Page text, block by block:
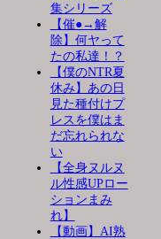
集シリーズ
【催●→解
除】何ヤって
たの私達！？
【僕のNTR夏
休み】あの日
見た種付けプ
レスを僕はま
だ忘れられな
い
【全身ヌルヌ
ル性感UPロー
ションまみ
れ】
【動画】AI熟